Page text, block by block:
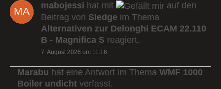
mabojessi hat mit
auf den
Beitrag von Sledge im Thema
Alternativen zur Delonghi ECAM 22.110
B - Magnifica S reagiert.
7. August 2026 um 11:16
Marabu hat eine Antwort im Thema WMF 1000
Boiler undicht verfasst.